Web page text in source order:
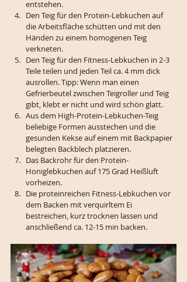
entstehen.
Den Teig für den Protein-Lebkuchen auf
die Arbeitsfläche schütten und mit den
Händen zu einem homogenen Teig
verkneten.
Den Teig für den Fitness-Lebkuchen in 2-3
Teile teilen und jeden Teil ca. 4 mm dick
ausrollen. Tipp: Wenn man einen
Gefrierbeutel zwischen Teigroller und Teig
gibt, klebt er nicht und wird schön glatt.
Aus dem High-Protein-Lebkuchen-Teig
beliebige Formen ausstechen und die
gesunden Kekse auf einem mit Backpapier
belegten Backblech platzieren.
Das Backrohr für den Protein-
Honiglebkuchen auf 175 Grad Heißluft
vorheizen.
Die proteinreichen Fitness-Lebkuchen vor
dem Backen mit verquirltem Ei
bestreichen, kurz trocknen lassen und
anschließend ca. 12-15 min backen.